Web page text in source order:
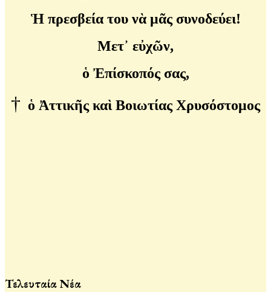
Ἡ πρεσβεία του νὰ μᾶς συνοδεύει!
Μετ᾽ εὐχῶν,
ὁ Ἐπίσκοπός σας,
† ὁ Ἀττικῆς καὶ Βοιωτίας Χρυσόστομος
Τελευταία Νέα